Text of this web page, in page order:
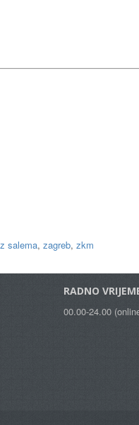
salema, zagreb, zkm
RADNO
00.00-24.00